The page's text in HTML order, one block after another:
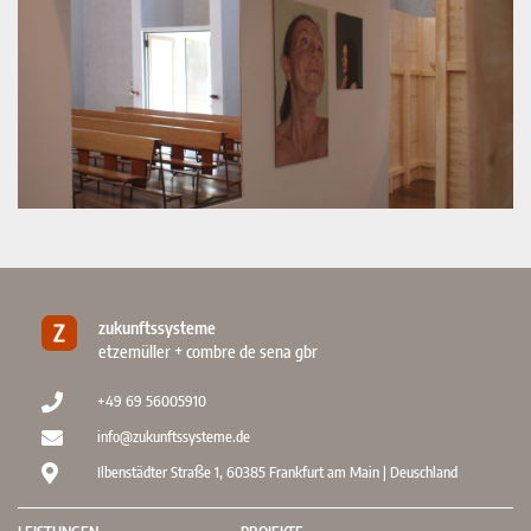
zukunftssysteme
etzemüller + combre de sena gbr
+49 69 56005910
info@zukunftssysteme.de
Ilbenstädter Straße 1, 60385 Frankfurt am Main | Deuschland